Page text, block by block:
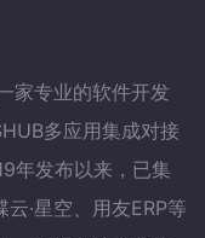
家专业的软件开发
多应用集成对接
年发布以来，已集
·星空、用友ERP等